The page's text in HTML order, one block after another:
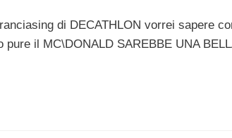
di DECATHLON vorrei sapere
pure il MC\DONALD SAREBBE UNA